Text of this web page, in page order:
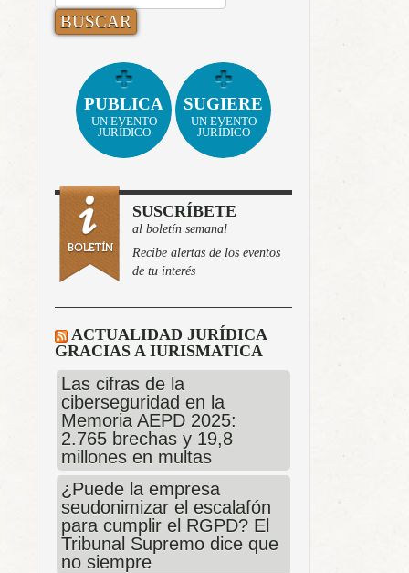
PUBLICA
UN EVENTO
JURÍDICO
SUGIERE
UN EVENTO
JURÍDICO
SUSCRÍBETE
al boletín semanal
Recibe alertas de los eventos
de tu interés
ACTUALIDAD JURÍDICA
GRACIAS A IURISMATICA
Las cifras de la
ciberseguridad en la
Memoria AEPD 2025:
2.765 brechas y 19,8
millones en multas
¿Puede la empresa
seudonimizar el escalafón
para cumplir el RGPD? El
Tribunal Supremo dice que
no siempre